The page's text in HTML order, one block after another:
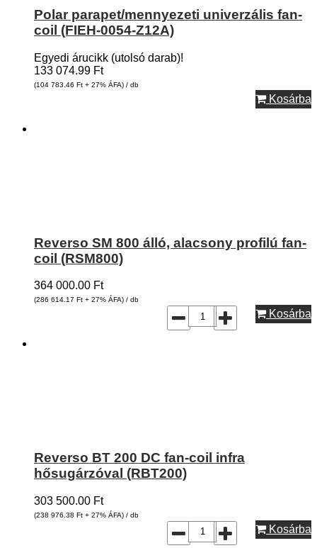
Polar parapet/mennyezeti univerzális fan-
coil (FIEH-0054-Z12A)
Egyedi árucikk (utolsó darab)!
133 074.99 Ft
(104 783.46 Ft + 27% ÁFA) / db
Kosárba
Reverso SM 800 álló, alacsony profilú fan-
coil (RSM800)
364 000.00 Ft
(286 614.17 Ft + 27% ÁFA) / db
Kosárba
Reverso BT 200 DC fan-coil infra
hősugárzóval (RBT200)
303 500.00 Ft
(238 976.38 Ft + 27% ÁFA) / db
Kosárba